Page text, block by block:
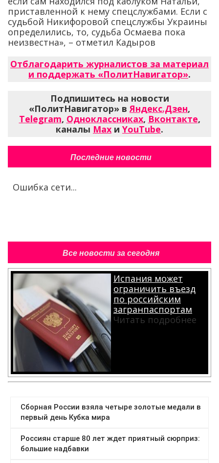
приставленной к нему спецслужбами. Если с
судьбой Никифоровой спецслужбы Украины
определились, то, судьба Осмаева пока
неизвестна», – отметил Кадыров
Отблагодарить журналистов за материал
и поддержать «ПолитНавигатор».
Подпишитесь на новости
«ПолитНавигатор» в Яндекс.Дзен,
Telegram, Одноклассниках, Вконтакте,
каналы Max и YouTube.
Последние новости
Ошибка сети...
Все новости за сегодня
Испания может
ограничить въезд
по российским
загранпаспортам
Читать подробнее